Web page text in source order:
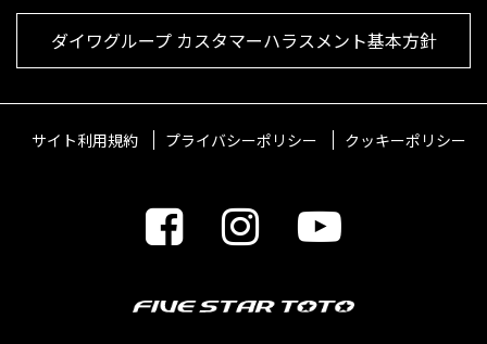
ダイワグループ カスタマーハラスメント基本方針
サイト利用規約 プライバシーポリシー クッキーポリシー